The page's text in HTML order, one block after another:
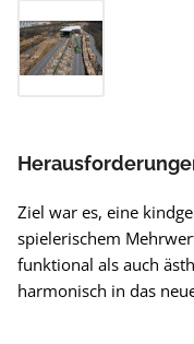
Ziel war es, eine
spielerischem
funktional als auch
harmonisch in das